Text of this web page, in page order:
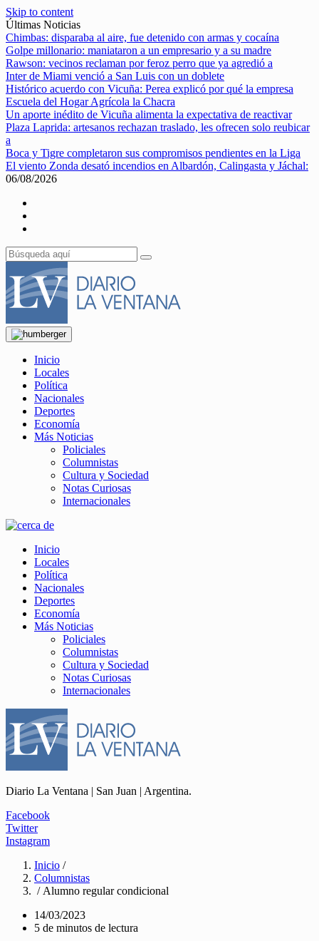
Skip to content
Últimas Noticias
Chimbas: disparaba al aire, fue detenido con armas y cocaína
Golpe millonario: maniataron a un empresario y a su madre
Rawson: vecinos reclaman por feroz perro que ya agredió a
Inter de Miami venció a San Luis con un doblete
Histórico acuerdo con Vicuña: Perea explicó por qué la empresa
Escuela del Hogar Agrícola la Chacra
Un aporte inédito de Vicuña alimenta la expectativa de reactivar
Plaza Laprida: artesanos rechazan traslado, les ofrecen solo reubicar
a
Boca y Tigre completaron sus compromisos pendientes en la Liga
El viento Zonda desató incendios en Albardón, Calingasta y Jáchal:
06/08/2026
Inicio
Locales
Política
Nacionales
Deportes
Economía
Más Noticias
Policiales
Columnistas
Cultura y Sociedad
Notas Curiosas
Internacionales
Inicio
Locales
Política
Nacionales
Deportes
Economía
Más Noticias
Policiales
Columnistas
Cultura y Sociedad
Notas Curiosas
Internacionales
Diario La Ventana | San Juan | Argentina.
Facebook
Twitter
Instagram
Inicio /
Columnistas
/ Alumno regular condicional
14/03/2023
5 de minutos de lectura